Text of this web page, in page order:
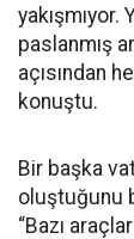
yakışmıyor.
paslanmış
açısından
konuştu.
Bir başka
oluştuğunu
“Bazı